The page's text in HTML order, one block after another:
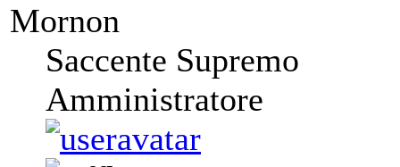
Mornon
Saccente Supremo
Amministratore